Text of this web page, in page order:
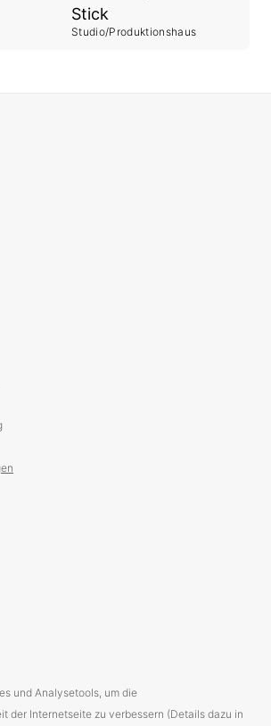
Stick
Studio/Produktionshaus
und Analysetools, um die
der Internetseite zu verbessern (Details dazu in